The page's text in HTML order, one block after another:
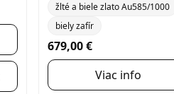
žlté a biele zlato Au585/1000
biely zafír
679,00 €
Viac info